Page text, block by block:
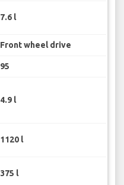
7.6 l
Front wheel drive
95
4.9 l
1120 l
375 l